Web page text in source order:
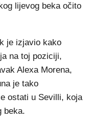
lijevog beka očito
je izjavio kako
na toj poziciji,
Alexa Morena,
je tako
ostati u Sevilli, koja
beka.